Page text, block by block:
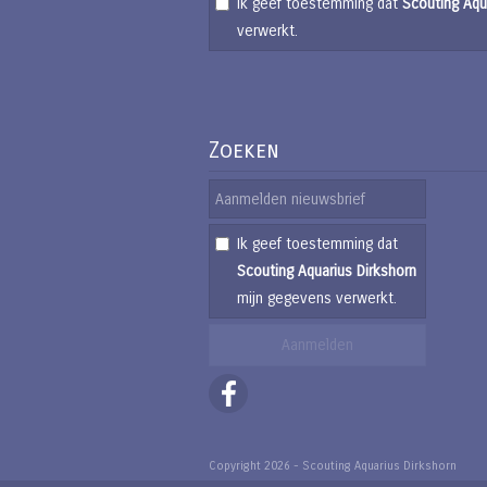
Ik geef toestemming dat Scouting
verwerkt.
Zoeken
Ik geef toestemming dat
Scouting Aquarius Dirkshorn
mijn gegevens verwerkt.
Copyright 2026 - Scouting Aquarius Dirkshorn